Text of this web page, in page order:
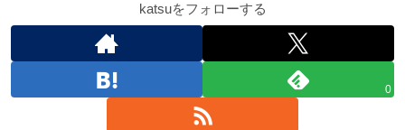
katsuをフォローする
0